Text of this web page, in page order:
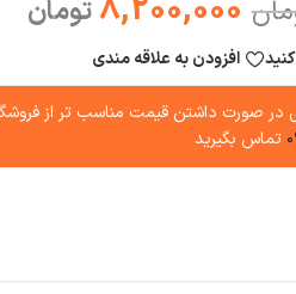
8,200,000تومان
افزودن به علاقه مندی
در صورت داشتن قیمت مناسب تر از
تماس بگیرید